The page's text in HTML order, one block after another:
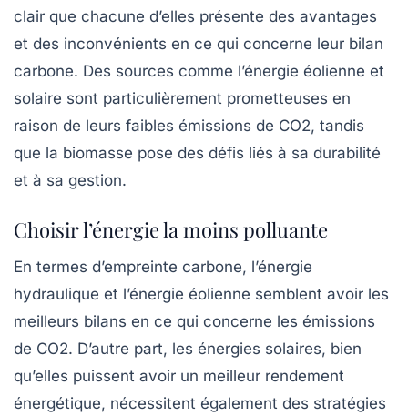
clair que chacune d’elles présente des avantages
et des inconvénients en ce qui concerne leur bilan
carbone. Des sources comme l’énergie éolienne et
solaire sont particulièrement prometteuses en
raison de leurs faibles émissions de CO2, tandis
que la biomasse pose des défis liés à sa durabilité
et à sa gestion.
Choisir l’énergie la moins polluante
En termes d’empreinte carbone, l’énergie
hydraulique et l’énergie éolienne semblent avoir les
meilleurs bilans en ce qui concerne les émissions
de CO2. D’autre part, les énergies solaires, bien
qu’elles puissent avoir un meilleur rendement
énergétique, nécessitent également des stratégies